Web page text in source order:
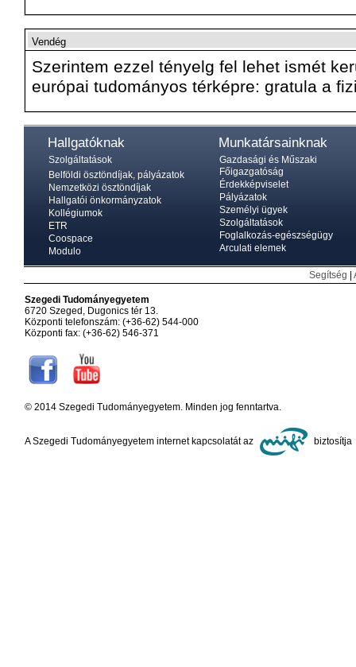
Vendég
Szerintem ezzel tényelg fel lehet ismét
európai tudományos térképre: gratula a
Hallgatóknak
Szolgáltatások
Belföldi ösztöndíjak, pályázatok
Nemzetközi ösztöndíjak
Hallgatói önkormányzatok
Kollégiumok
ETR
Coospace
Modulo
Munkatársainknak
Gazdasági és Műszaki
Főigazgatóság
Érdekképviselet
Pályázatok
Személyi ügyek
Szolgáltatások
Foglalkozás-egészségügy
Arculati elemek
Segítség |
Szegedi Tudományegyetem
6720 Szeged, Dugonics tér 13.
Központi telefonszám: (+36-62) 544-000
Központi fax: (+36-62) 546-371
© 2014 Szegedi Tudományegyetem. Minden jog fenntartva.
A Szegedi Tudományegyetem internet kapcsolatát az biztosítja